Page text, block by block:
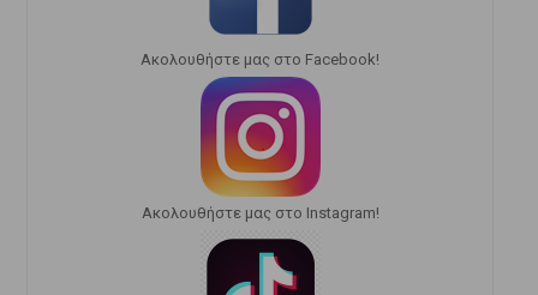
Ακολουθήστε μας στο Facebook!
Ακολουθήστε μας στο Instagram!